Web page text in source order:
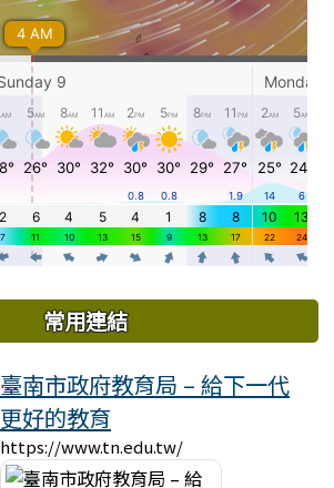
常用連結
臺南市政府教育局 – 給下一代
更好的教育
https://www.tn.edu.tw/